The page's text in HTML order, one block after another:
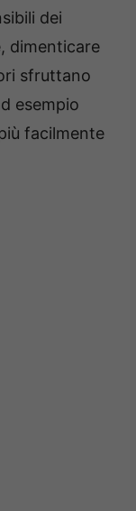
dei
dimenticare
sfruttano
esempio
facilmente